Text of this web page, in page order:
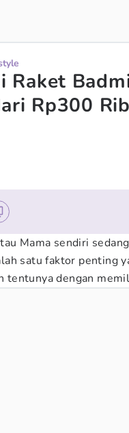
Raket
Rp300
Mama sendiri
satu faktor penting
tentunya dengan